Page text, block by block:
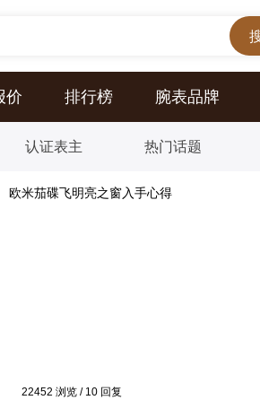
价 排行榜 腕表品牌
认证表主 热门话题
欧米茄碟飞明亮之窗入手心得
22452 浏览 / 10 回复